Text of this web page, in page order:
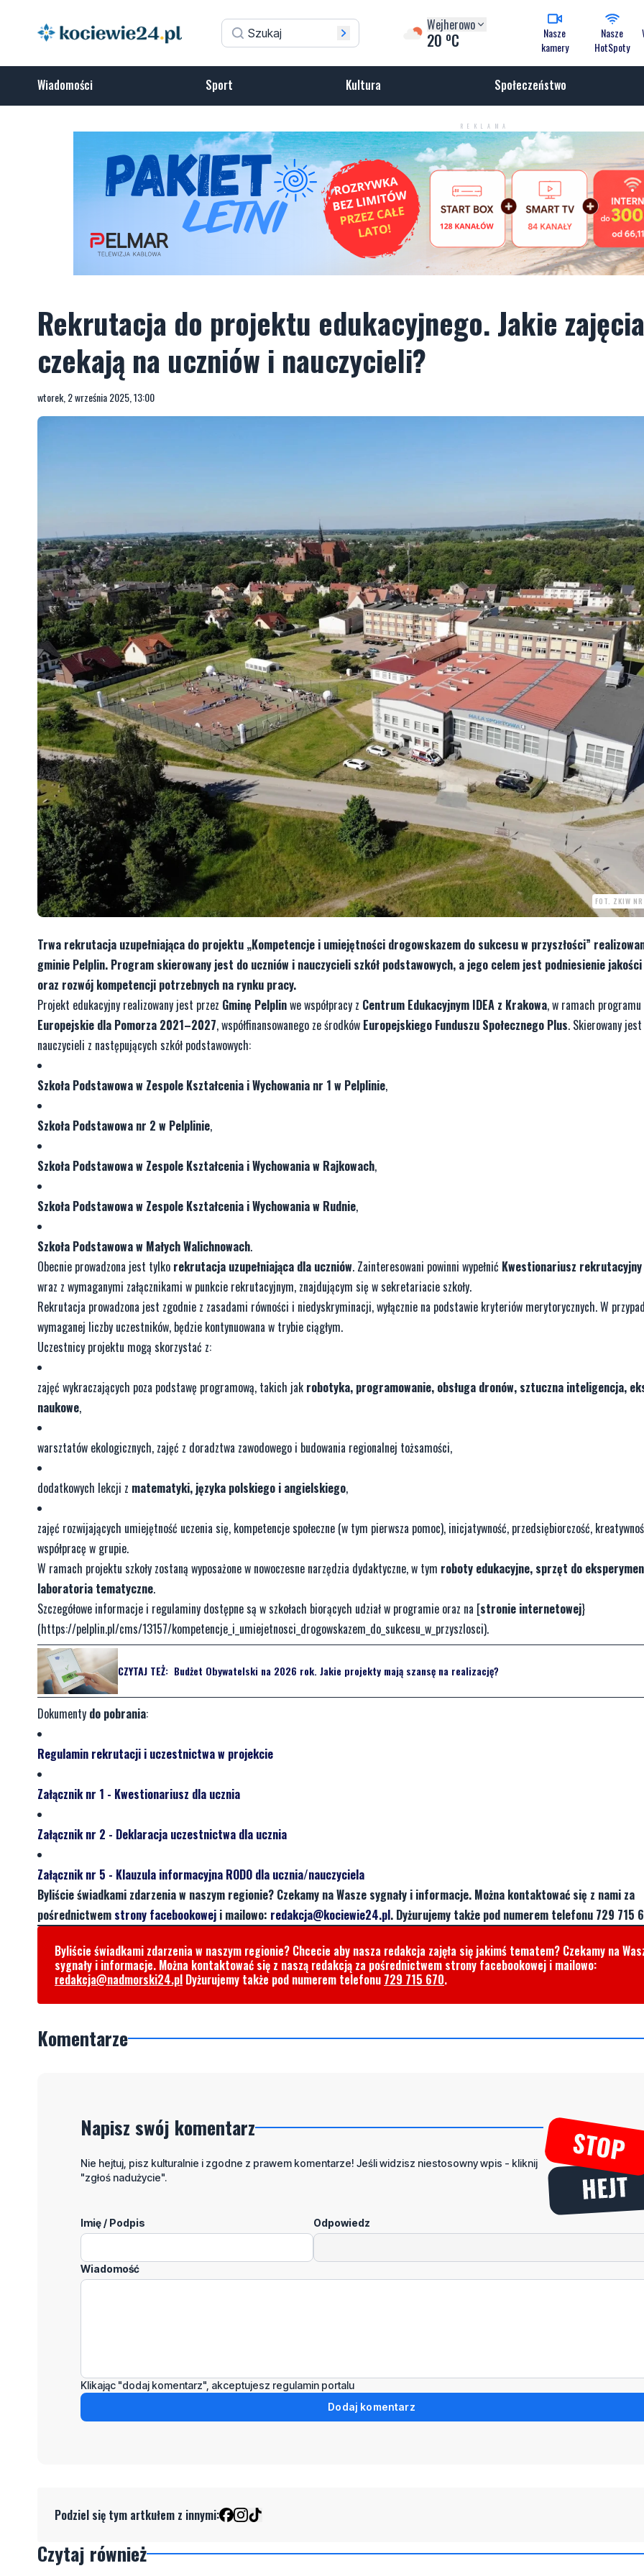
Wejherowo
20 oC
Nasze
kamery
Nasze
HotSpoty
Wiadomości Sport Kultura Społeczeństwo
REKLAMA
Rekrutacja do projektu edukacyjnego. Jakie zajęcia
czekają na uczniów i nauczycieli?
wtorek, 2 września 2025, 13:00
FOT. ZKIW
Trwa rekrutacja uzupełniająca do projektu „Kompetencje i umiejętności drogowskazem do sukcesu w przyszłości”
gminie Pelplin. Program skierowany jest do uczniów i nauczycieli szkół podstawowych, a jego celem jest podniesienie
oraz rozwój kompetencji potrzebnych na rynku pracy.
Projekt edukacyjny realizowany jest przez Gminę Pelplinwe współpracy z Centrum Edukacyjnym IDEA z Krakowa, w ramach programu
Europejskie dla Pomorza 2021–2027, współfinansowanego ze środków Europejskiego Funduszu Społecznego Plus. Skierowany
nauczycieli z następujących szkół podstawowych:
Szkoła Podstawowa w Zespole Kształcenia i Wychowania nr 1 w Pelplinie,
Szkoła Podstawowa nr 2 w Pelplinie,
Szkoła Podstawowa w Zespole Kształcenia i Wychowania w Rajkowach,
Szkoła Podstawowa w Zespole Kształcenia i Wychowania w Rudnie,
Szkoła Podstawowa w Małych Walichnowach.
Obecnie prowadzona jest tylko rekrutacja uzupełniająca dla uczniów. Zainteresowani powinni wypełnić Kwestionariusz rekrutacyjny
wraz z wymaganymi załącznikami w punkcie rekrutacyjnym, znajdującym się w sekretariacie szkoły.
Rekrutacja prowadzona jest zgodnie z zasadami równości i niedyskryminacji, wyłącznie na podstawie kryteriów merytorycznych. W
wymaganej liczby uczestników, będzie kontynuowana w trybie ciągłym.
Uczestnicy projektu mogą skorzystać z:
zajęć wykraczających poza podstawę programową, takich jak robotyka, programowanie, obsługa dronów, sztuczna inteligencja,
naukowe,
warsztatów ekologicznych, zajęć z doradztwa zawodowego i budowania regionalnej tożsamości,
dodatkowych lekcji z matematyki, języka polskiego i angielskiego,
zajęć rozwijających umiejętność uczenia się, kompetencje społeczne (w tym pierwsza pomoc), inicjatywność, przedsiębiorczość,
współpracę w grupie.
W ramach projektu szkoły zostaną wyposażone w nowoczesne narzędzia dydaktyczne, w tym roboty edukacyjne, sprzęt do
laboratoria tematyczne.
Szczegółowe informacje i regulaminy dostępne są w szkołach biorących udział w programie oraz na [stronie internetowej}
(https://pelplin.pl/cms/13157/kompetencje_i_umiejetnosci_drogowskazem_do_sukcesu_w_przyszlosci).
CZYTAJ TEŻ: Budżet Obywatelski na 2026 rok. Jakie projekty mają szansę na realizację?
Dokumenty do pobrania:
Regulamin rekrutacji i uczestnictwa w projekcie
Załącznik nr 1 - Kwestionariusz dla ucznia
Załącznik nr 2 - Deklaracja uczestnictwa dla ucznia
Załącznik nr 5 - Klauzula informacyjna RODO dla ucznia/nauczyciela
Byliście świadkami zdarzenia w naszym regionie? Czekamy na Wasze sygnały i informacje. Można kontaktować się z nami za
pośrednictwem strony facebookowej i mailowo: redakcja@kociewie24.pl. Dyżurujemy także pod numerem telefonu 729 715
Byliście świadkami zdarzenia w naszym regionie? Chcecie aby nasza redakcja zajęła się jakimś tematem? Czekamy na
sygnały i informacje. Można kontaktować się z naszą redakcją za pośrednictwem strony facebookowej i mailowo:
redakcja@nadmorski24.pl Dyżurujemy także pod numerem telefonu 729 715 670.
Komentarze
Napisz swój komentarz
Nie hejtuj, pisz kulturalnie i zgodne z prawem komentarze! Jeśli widzisz niestosowny wpis - kliknij
"zgłoś nadużycie".
Imię / Podpis Odpowiedz
Wiadomość
Klikając "dodaj komentarz", akceptujesz regulamin portalu
Dodaj komentarz
Podziel się tym artkułem z innymi:
Czytaj również